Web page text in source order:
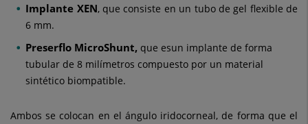
Implante XEN, que consiste en un tubo de gel flexible de
6 mm.
Preserflo MicroShunt, que esun implante de forma
tubular de 8 milímetros compuesto por un material
sintético biompatible.
Ambos se colocan en el ángulo iridocorneal, de forma que el